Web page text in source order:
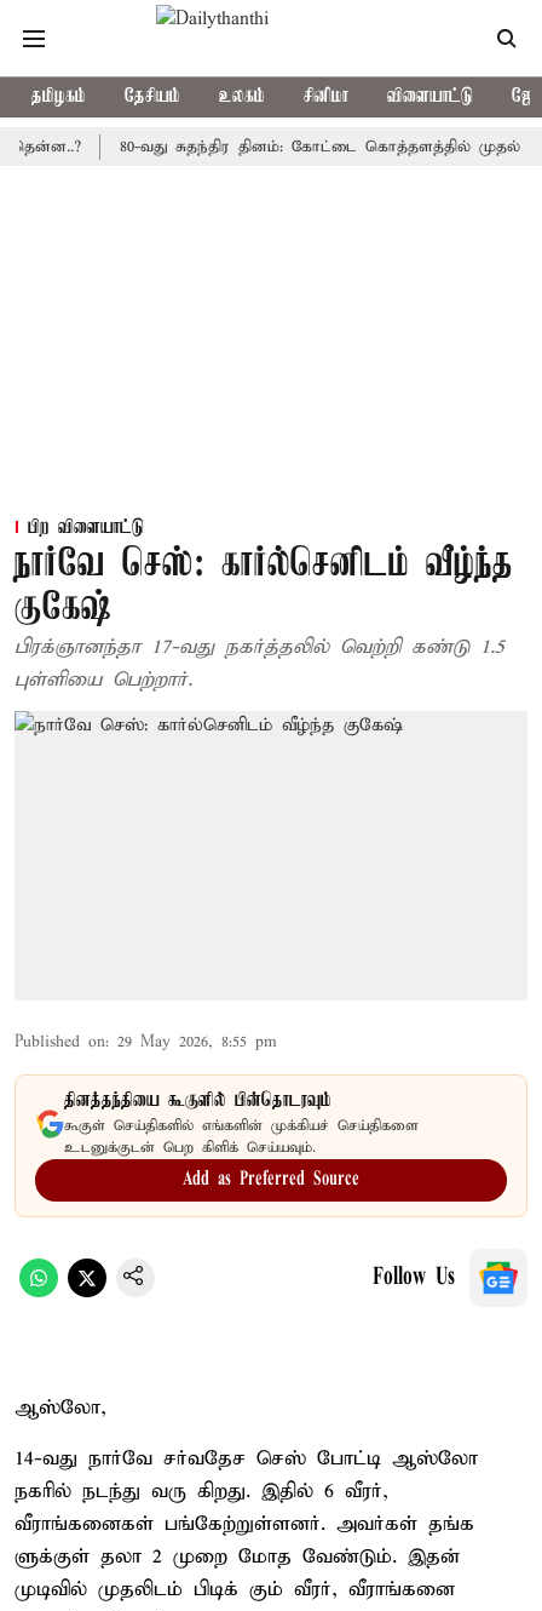
தமிழகம் தேசியம் உலகம் சினிமா விளையாட்டு
80-வது சுதந்திர தினம்: கோட்டை கொத்தளத்தில் முதல்
பிற விளையாட்டு
நார்வே செஸ்: கார்ல்செனிடம் வீழ்ந்த
குகேஷ்
பிரக்ஞானந்தா 17-வது நகர்த்தலில் வெற்றி கண்டு 1.5
புள்ளியை பெற்றார்.
Published on: 29 May 2026, 8:55 pm
தினத்தந்தியை கூகுளில் பின்தொடரவும்
கூகுள் செய்திகளில் எங்களின் முக்கியச் செய்திகளை
உடனுக்குடன் பெற கிளிக் செய்யவும்.
Add as Preferred Source
Follow Us
ஆஸ்லோ,
14-வது நார்வே சர்வதேச செஸ் போட்டி ஆஸ்லோ
நகரில் நடந்து வரு கிறது. இதில் 6 வீரர்,
வீராங்கனைகள் பங்கேற்றுள்ளனர். அவர்கள் தங்க
ளுக்குள் தலா 2 முறை மோத வேண்டும். இதன்
முடிவில் முதலிடம் பிடிக் கும் வீரர், வீராங்கனை